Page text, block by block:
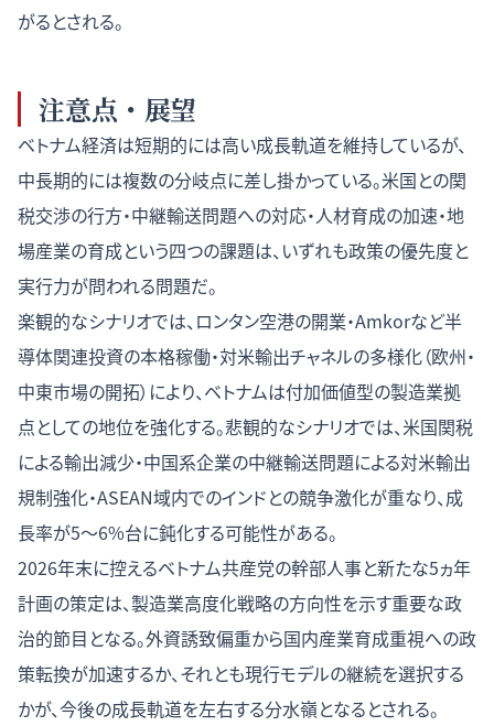
がるとされる。
注意点・展望
ベトナム経済は短期的には高い成長軌道を維持しているが、
中長期的には複数の分岐点に差し掛かっている。米国との関
税交渉の行方・中継輸送問題への対応・人材育成の加速・地
場産業の育成という四つの課題は、いずれも政策の優先度と
実行力が問われる問題だ。
楽観的なシナリオでは、ロンタン空港の開業・Amkorなど半
導体関連投資の本格稼働・対米輸出チャネルの多様化（欧州・
中東市場の開拓）により、ベトナムは付加価値型の製造業拠
点としての地位を強化する。悲観的なシナリオでは、米国関税
による輸出減少・中国系企業の中継輸送問題による対米輸出
規制強化・ASEAN域内でのインドとの競争激化が重なり、成
長率が5〜6%台に鈍化する可能性がある。
2026年末に控えるベトナム共産党の幹部人事と新たな5ヵ年
計画の策定は、製造業高度化戦略の方向性を示す重要な政
治的節目となる。外資誘致偏重から国内産業育成重視への政
策転換が加速するか、それとも現行モデルの継続を選択する
かが、今後の成長軌道を左右する分水嶺となるとされる。